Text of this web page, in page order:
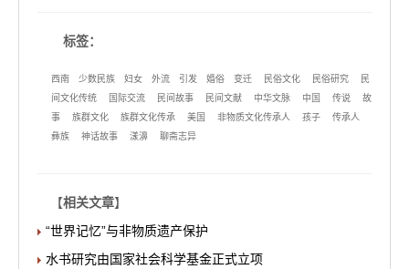
标签：
西南 少数民族 妇女 外流 引发 婚俗 变迁 民俗文化 民俗研究
民
间文化传统
国际交流 民间故事 民间文献 中华文脉 中国 传说
故
事
族群文化 族群文化传承 美国 非物质文化传承人 孩子
传承人
彝族
神话故事 漾濞 聊斋志异
【相关文章】
“世界记忆”与非物质遗产保护
水书研究由国家社会科学基金正式立项